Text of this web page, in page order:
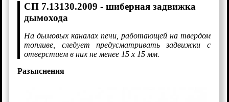
СП 7.13130.2009 - шиберная задвижка
дымохода
На дымовых каналах печи, работающей на твердом
топливе, следует предусматривать задвижки с
отверстием в них не менее 15 х 15 мм.
Разъяснения